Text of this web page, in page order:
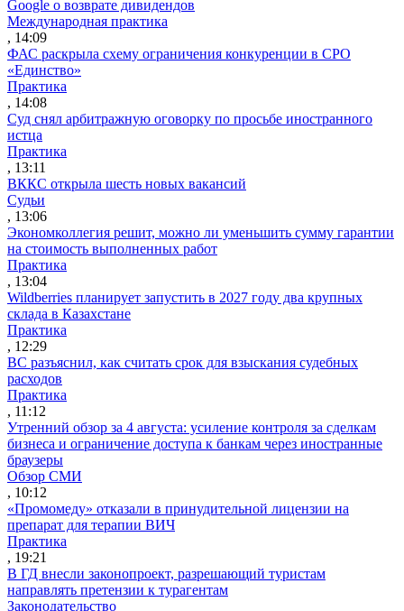
Google о возврате дивидендов
Международная практика
, 14:09
ФАС раскрыла схему ограничения конкуренции в СРО
«Единство»
Практика
, 14:08
Суд снял арбитражную оговорку по просьбе иностранного
истца
Практика
, 13:11
ВККС открыла шесть новых вакансий
Судьи
, 13:06
Экономколлегия решит, можно ли уменьшить сумму гарантии
на стоимость выполненных работ
Практика
, 13:04
Wildberries планирует запустить в 2027 году два крупных
склада в Казахстане
Практика
, 12:29
ВС разъяснил, как считать срок для взыскания судебных
расходов
Практика
, 11:12
Утренний обзор за 4 августа: усиление контроля за сделкам
бизнеса и ограничение доступа к банкам через иностранные
браузеры
Обзор СМИ
, 10:12
«Промомеду» отказали в принудительной лицензии на
препарат для терапии ВИЧ
Практика
, 19:21
В ГД внесли законопроект, разрешающий туристам
направлять претензии к турагентам
Законодательство